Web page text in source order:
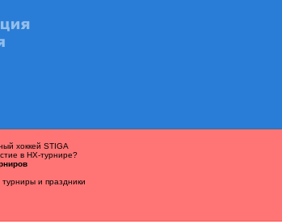
хоккей STIGA
в НХ-турнире?
и праздники